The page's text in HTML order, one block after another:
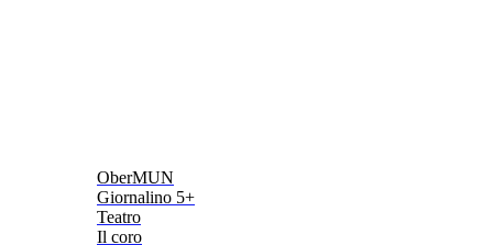
OberMUN
Giornalino 5+
Teatro
Il coro